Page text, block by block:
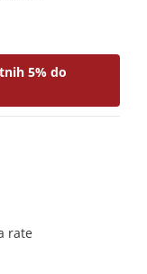
5% do
rate